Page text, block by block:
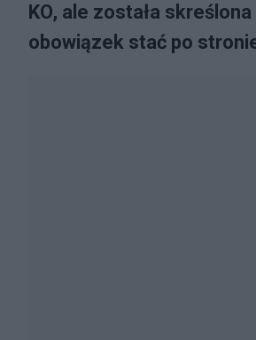
KO, ale została
obowiązek stać po